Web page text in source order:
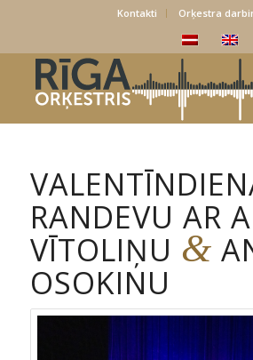
Kontakti Orķestra
RANDEVU AR
VĪTOLIŅU &
OSOKINU